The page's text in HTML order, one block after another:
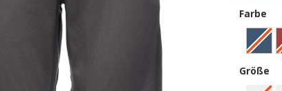
Farbe
Größe